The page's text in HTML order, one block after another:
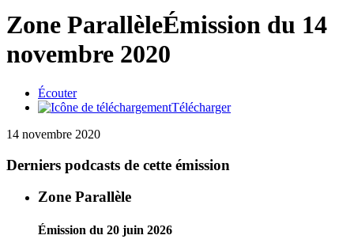
Zone ParallèleÉmission du 14
novembre 2020
Écouter
Télécharger
14 novembre 2020
Derniers podcasts de cette émission
Zone Parallèle
Émission du 20 juin 2026